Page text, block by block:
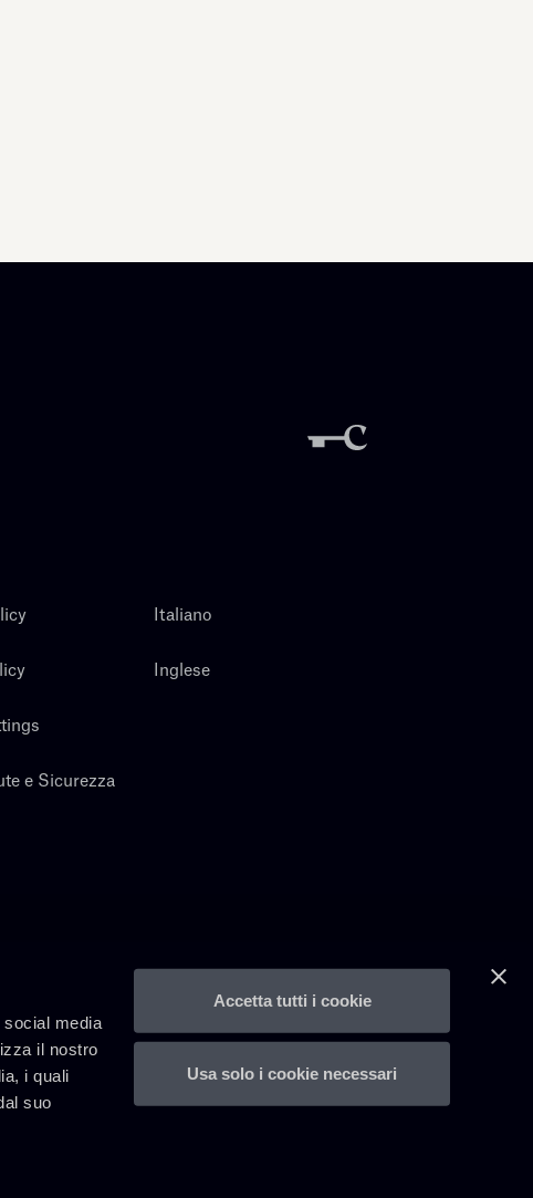
media
il nostro
i quali
suo
Accetta tutti i cookie
Usa solo i cookie necessari
e Sicurezza
Italiano
Inglese